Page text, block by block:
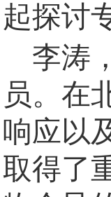
起探讨
李涛
员。在
响应以
取得了